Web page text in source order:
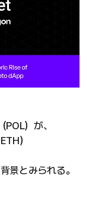
）が、
）
景とみられる。